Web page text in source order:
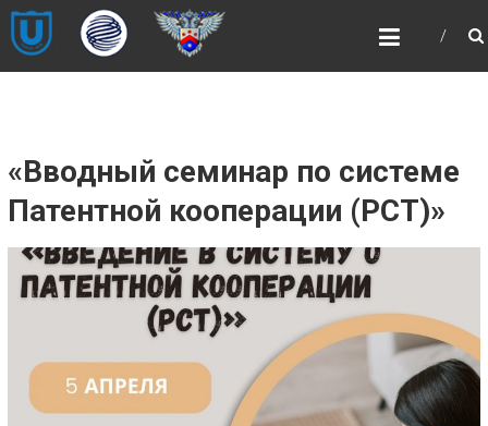
Skip
to
content
НОЦ
«ИНТЕЛЛЕКТУАЛЬНАЯ
НОЦ «ИНТЕЛЛЕКТУАЛЬНАЯ
СОБСТВЕННОСТЬ И ИНТЕЛЛЕКТУАЛЬНЫЕ
ПРАВА»
«Вводный семинар по системе
Патентной кооперации (РСТ)»